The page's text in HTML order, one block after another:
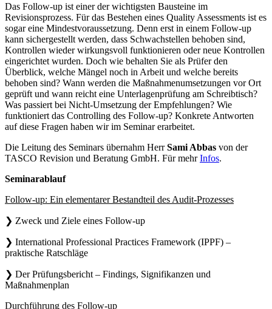
Das Follow-up ist einer der wichtigsten Bausteine im
Revisionsprozess. Für das Bestehen eines Quality Assessments ist es
sogar eine Mindestvoraussetzung. Denn erst in einem Follow-up
kann sichergestellt werden, dass Schwachstellen behoben sind,
Kontrollen wieder wirkungsvoll funktionieren oder neue Kontrollen
eingerichtet wurden. Doch wie behalten Sie als Prüfer den
Überblick, welche Mängel noch in Arbeit und welche bereits
behoben sind? Wann werden die Maßnahmenumsetzungen vor Ort
geprüft und wann reicht eine Unterlagenprüfung am Schreibtisch?
Was passiert bei Nicht-Umsetzung der Empfehlungen? Wie
funktioniert das Controlling des Follow-up? Konkrete Antworten
auf diese Fragen haben wir im Seminar erarbeitet.
Die Leitung des Seminars übernahm HerrSami Abbas von der
TASCO Revision und Beratung GmbH. Für mehrInfos.
Seminarablauf
Follow-up: Ein elementarer Bestandteil des Audit-Prozesses
❯ Zweck und Ziele eines Follow-up
❯ International Professional Practices Framework (IPPF) –
praktische Ratschläge
❯ Der Prüfungsbericht – Findings, Signifikanzen und
Maßnahmenplan
Durchführung des Follow-up